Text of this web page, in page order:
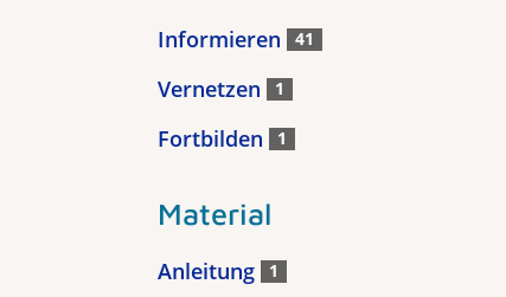
Informieren 41
Vernetzen 1
Fortbilden 1
Material
Anleitung 1